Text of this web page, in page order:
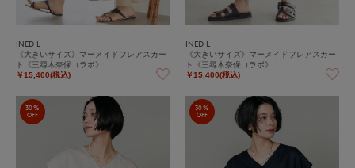
INED L
《大きいサイズ》マーメイドフレアスカー
ト《三尋木奈保コラボ》
￥15,400(税込)
INED L
《大きいサイズ》マーメイドフレアスカー
ト《三尋木奈保コラボ》
￥15,400(税込)
30%
OFF
30%
OFF